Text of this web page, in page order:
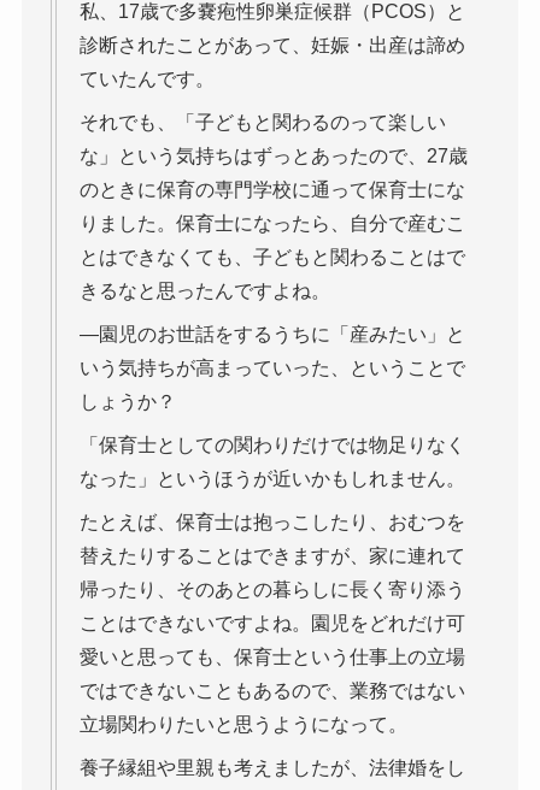
私、17歳で多嚢疱性卵巣症候群（PCOS）と
診断されたことがあって、妊娠・出産は諦め
ていたんです。
それでも、「子どもと関わるのって楽しい
な」という気持ちはずっとあったので、27歳
のときに保育の専門学校に通って保育士にな
りました。保育士になったら、自分で産むこ
とはできなくても、子どもと関わることはで
きるなと思ったんですよね。
―園児のお世話をするうちに「産みたい」と
いう気持ちが高まっていった、ということで
しょうか？
「保育士としての関わりだけでは物足りなく
なった」というほうが近いかもしれません。
たとえば、保育士は抱っこしたり、おむつを
替えたりすることはできますが、家に連れて
帰ったり、そのあとの暮らしに長く寄り添う
ことはできないですよね。園児をどれだけ可
愛いと思っても、保育士という仕事上の立場
ではできないこともあるので、業務ではない
立場関わりたいと思うようになって。
養子縁組や里親も考えましたが、法律婚をし